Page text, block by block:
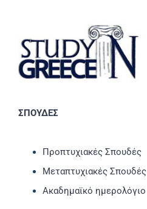
ΣΠΟΥΔΕΣ
Προπτυχιακές Σπουδές
Μεταπτυχιακές Σπουδές
Ακαδημαϊκό ημερολόγιο